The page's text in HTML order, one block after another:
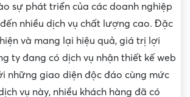
sự phát triển của các doanh nghiệp
nhiều dịch vụ chất lượng cao. Đặc
và mang lại hiệu quả, giá trị lợi
ty đang có dịch vụ nhận thiết kế web
những giao diện độc đáo cùng mức
vụ này, nhiều khách hàng đã có